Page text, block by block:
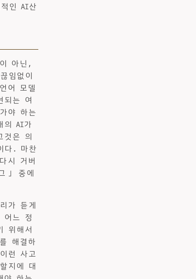
인 AI산
아닌,
임없이
어 모델
되는 여
야 하는
의 AI가
은 의
다. 마찬
시 거버
」 중에
가 듣게
어느 정
위해서
해결하
런 사고
지에 대